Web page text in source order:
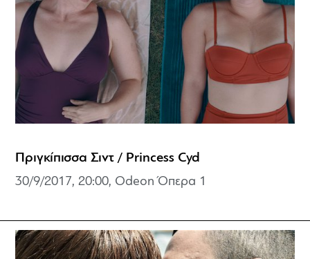
Πριγκίπισσα Σιντ / Princess Cyd
30/9/2017, 20:00, Odeon Όπερα 1